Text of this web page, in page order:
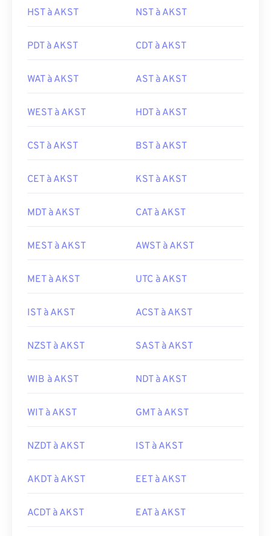
HST à AKST NST à AKST
PDT à AKST CDT à AKST
WAT à AKST AST à AKST
WEST à AKST HDT à AKST
CST à AKST BST à AKST
CET à AKST KST à AKST
MDT à AKST CAT à AKST
MEST à AKST AWST à AKST
MET à AKST UTC à AKST
IST à AKST ACST à AKST
NZST à AKST SAST à AKST
WIB à AKST NDT à AKST
WIT à AKST GMT à AKST
NZDT à AKST IST à AKST
AKDT à AKST EET à AKST
ACDT à AKST EAT à AKST